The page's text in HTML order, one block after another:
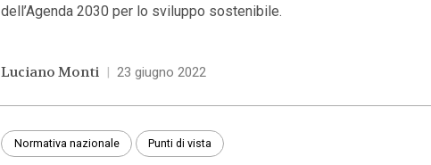
dell’Agenda 2030 per lo sviluppo sostenibile.
Luciano Monti | 23 giugno 2022
Normativa nazionale Punti di vista